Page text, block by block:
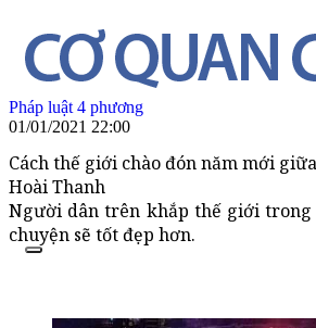
Pháp luật 4 phương
01/01/2021 22:00
Cách thế giới chào đón năm mới
Hoài Thanh
Người dân trên khắp thế giới trong
chuyện sẽ tốt đẹp hơn.